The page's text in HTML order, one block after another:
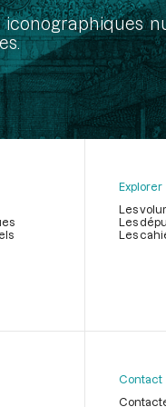
Explorer
Les
Les
Les
Contact